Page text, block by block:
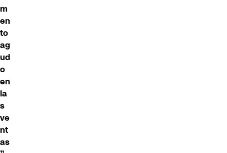
m
en
to
ag
ud
o
en
la
s
ve
nt
as